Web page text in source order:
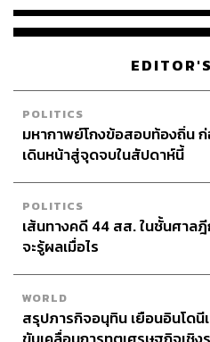
คนแรกคือ อาริอาร์น ติตมุส เงือ
ซัมเมอร์ แมคอินทอช จากแคน
สถิติโลกคนปัจจุบันด้วย เพียงแต่
งานนี้รับประกันว่าว่ายกันสระเ
POLITICS
มหากาพย์โกงข้อสอบท้องถิ่น
เดินหน้าสู่จุดจบในสัปดาห์นี้
POLITICS
เส้นทางคดี 44 สส. ในชั้นศาล
จะรู้ผลเมื่อไร
WORLD
สรุปภารกิจอนุทิน เยือนอินโดนี